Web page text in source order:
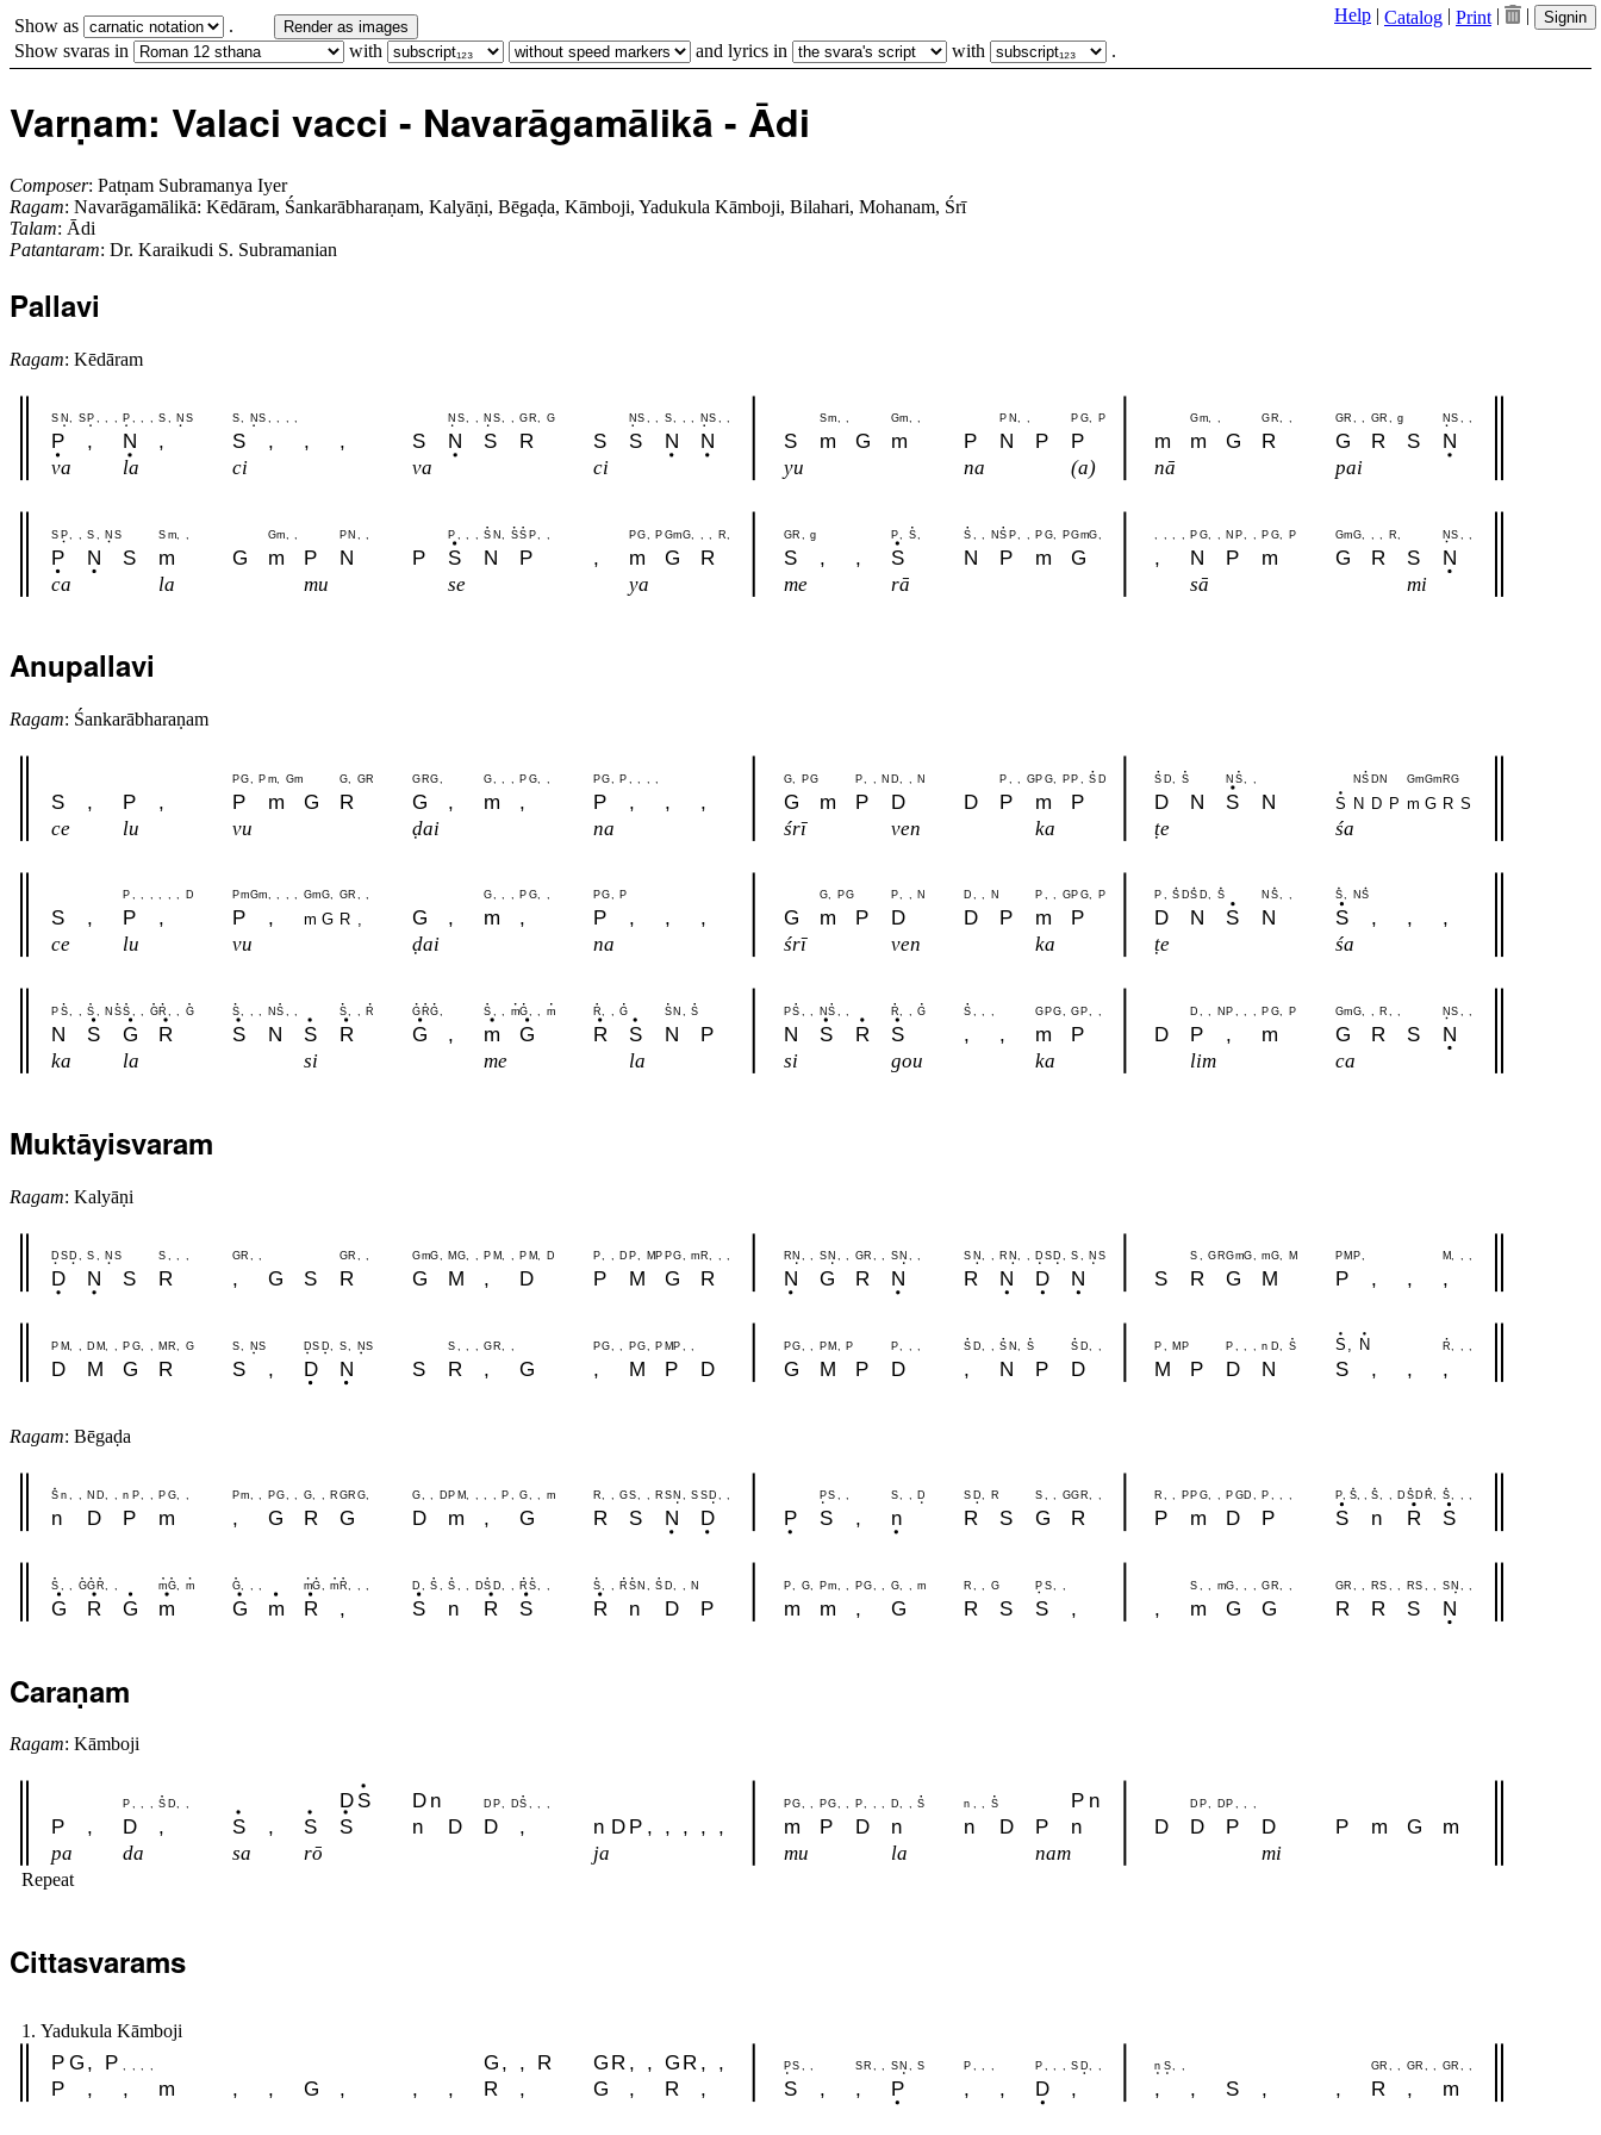
Help | Catalog | Print | | Signin
Show as . Render as images
Show svaras in with and lyrics in with .
Varṇam: Valaci vacci - Navarāgamālikā - Ādi
Composer: Patṇam Subramanya Iyer
Ragam: Navarāgamālikā: Kēdāram, Śankarābharaṇam, Kalyāṇi, Bēgaḍa, Kāmboji, Yadukula Kāmboji, Bilahari, Mohanam, Śrī
Talam: Ādi
Patantaram: Dr. Karaikudi S. Subramanian
Pallavi
Ragam: Kēdāram
S N , S P , , , P , , , S , N S S, N S , , , , N S, , N S, , G R, G N S , , S, , , N S , , Sm, , Gm, , P N , , P G, P Gm, , G R, , GR , , GR , g N S , ,
P , N , S , , , S N S R S S N N S m G m P N P P m m G R G R S N
va la ci va ci yu na (a) nā pai
S P S N S S m Gm P N P S N SS P PG P GmG R GR g P S S N S P P G PGmG P G N P P G P GmG R N S
P N S m G m P N P S N P , m G R S , , S N P m G , N P m G R S N
ca la mu se ya me rā sā mi
Anupallavi
Ragam: Śankarābharaṇam
PG P m Gm G GR G RG G P G PG P G PG P N D N P GP G P P S D S D S N S N S D N GmGm RG
S , P , P m G R G , m , P , , , G m P D D P m P D N S N S N D P m G R S
ce lu vu ḍai na śrī ven ka ṭe śa
P , , , , , , D PmGm, , , , GmG, GR , , G, , , P G, , PG, P G, PG P, , N D , , N P , , GP G, P P , S DS D, S N S, , S, N S
S , P , P , m G R , G , m , P , , , G m P D D P m P D N S N S , , ,
ce lu vu ḍai na śrī ven ka ṭe śa
P S S N SS GR G S N S S R G RG S mG m R G S N S PS N S R G S G PG G P D N P P G P GmG R N S
N S G R S N S R G , m G R S N P N S R S , , m P D P , m G R S N
ka la si me la si gou ka lim ca
Muktāyisvaram
Ragam: Kalyāṇi
D S D , S , N S S , , , GR , , GR , , GmG, M G, , P M, , P M, D P, , D P, M P PG, m R, , , R N , , S N , , GR , , S N , , S N , , R N , , D S D , S , N S S , G RGmG, mG, M P M P, M, , ,
D N S R , G S R G M , D P M G R N G R N R N D N S R G M P , , ,
P M D M P G M R G S N S DS D S N S S G R PG PG P M P PG P M P P S D S N S S D P M P P n D S S N R
D M G R S , D N S R , G , M P D G M P D , N P D M P D N S , , ,
Ragam: Bēgaḍa
S n , , N D, , n P, , P G, , Pm, , PG, , G, , R GR G, G, , D P M, , , , P , G, , m R, , GS, , R S N , S S D , , PS , , S, , D S D, R S , , GG R, , R , , P P G, , P GD , P , , , P, S, , S, , D S D R, S, , ,
n D P m , G R G D m , G R S N D P S , n R S G R P m D P S n R S
S GG R mG m G mG m R D S S DS D R S S R S N S D N P G Pm PG G m R G P S S mG G R GR RS RS S N
G R G m G m R , S n R S R n D P m m , G R S S , , m G G R R S N
Caraṇam
Ragam: Kāmboji
P S D D S D n D P DS PG PG P D S n S P n D P D P
P , D , S , S S n D D , n D P , , , , , m P D n n D P n D D P D P m G m
pa da sa rō ja mu la nam mi
Repeat
Cittasvarams
1. Yadukula Kāmboji
P G , P , , , , G , , R G R , , G R , , PS , , S R , , S N , S P , , , P , , , S D, , n S, , GR , , GR , , GR , ,
P , , m , , G , , , R , G , R , S , , P , , D , , , S , , R , m